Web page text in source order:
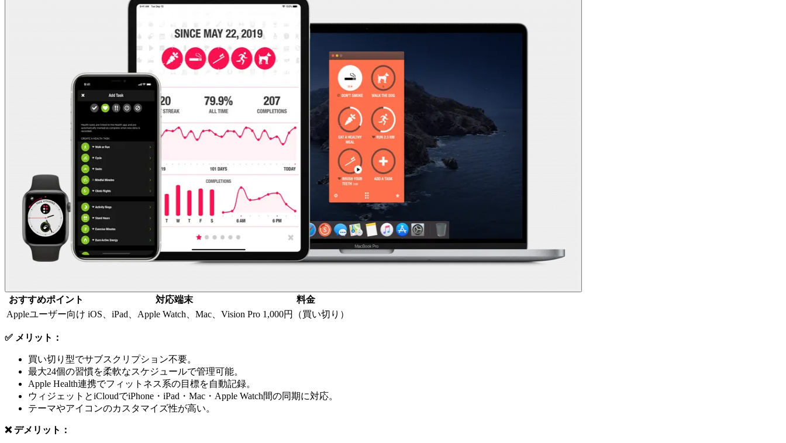
おすすめポイント 対応端末
料金
Appleユーザー向け iOS、iPad、Apple Watch、Mac、Vision Pro 1,000円（買い切り）
✅ メリット：
買い切り型でサブスクリプション不要。
最大24個の習慣を柔軟なスケジュールで管理可能。
Apple Health連携でフィットネス系の目標を自動記録。
ウィジェットとiCloudでiPhone・iPad・Mac・Apple Watch間の同期に対応。
テーマやアイコンのカスタマイズ性が高い。
❌ デメリット：